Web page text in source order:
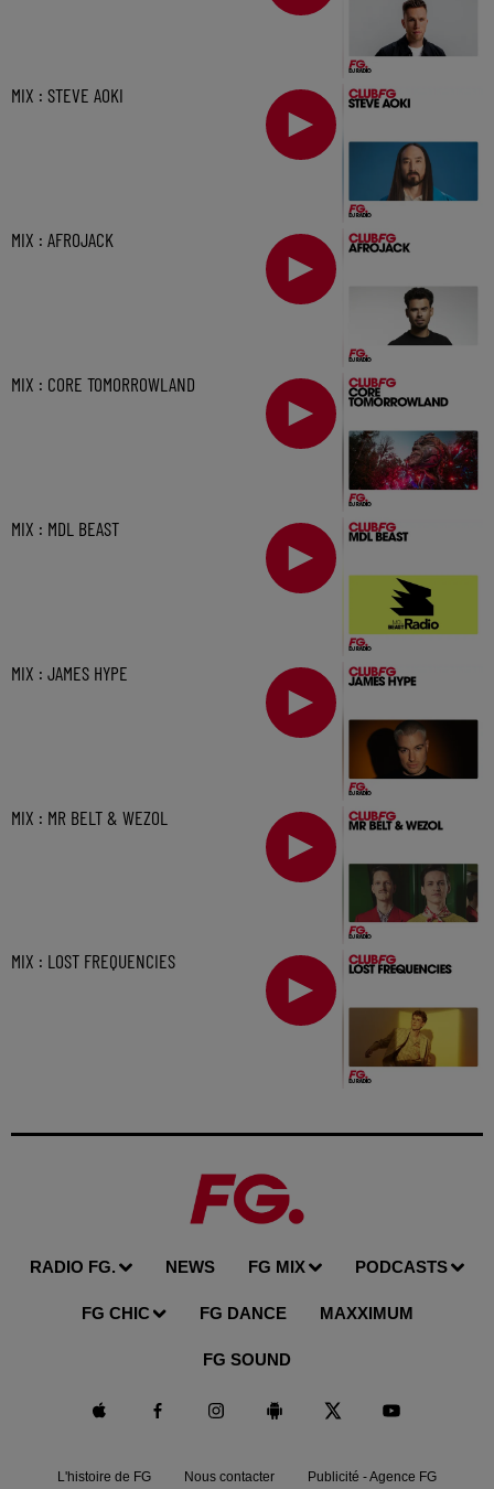
MIX : STEVE AOKI
MIX : AFROJACK
MIX : CORE TOMORROWLAND
MIX : MDL BEAST
MIX : JAMES HYPE
MIX : MR BELT & WEZOL
MIX : LOST FREQUENCIES
RADIO FG. NEWS FG MIX PODCASTS
FG CHIC FG DANCE MAXXIMUM
FG SOUND
L'histoire de FG Nous contacter Publicité - Agence FG